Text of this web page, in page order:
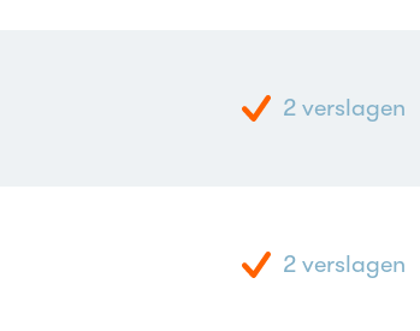
2 verslagen
2 verslagen